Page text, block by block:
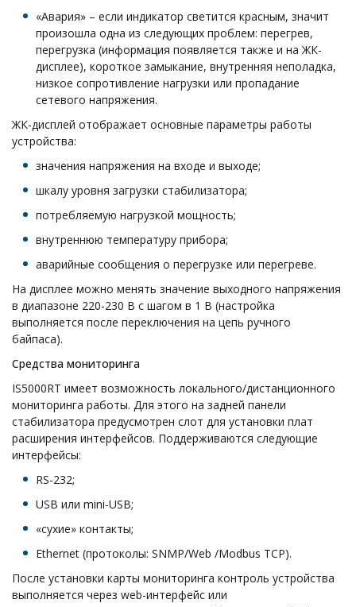
«Авария» – если индикатор светится красным, значит
произошла одна из следующих проблем: перегрев,
перегрузка (информация появляется также и на ЖК-
дисплее), короткое замыкание, внутренняя неполадка,
низкое сопротивление нагрузки или пропадание
сетевого напряжения.
ЖК-дисплей отображает основные параметры работы
устройства:
значения напряжения на входе и выходе;
шкалу уровня загрузки стабилизатора;
потребляемую нагрузкой мощность;
внутреннюю температуру прибора;
аварийные сообщения о перегрузке или перегреве.
На дисплее можно менять значение выходного напряжения
в диапазоне 220-230 В с шагом в 1 В (настройка
выполняется после переключения на цепь ручного
байпаса).
Средства мониторинга
IS5000RT имеет возможность локального/дистанционного
мониторинга работы. Для этого на задней панели
стабилизатора предусмотрен слот для установки плат
расширения интерфейсов. Поддерживаются следующие
интерфейсы:
RS-232;
USB или mini-USB;
«сухие» контакты;
Ethernet (протоколы: SNMP/Web /Modbus TCP).
После установки карты мониторинга контроль устройства
выполняется через web-интерфейс или